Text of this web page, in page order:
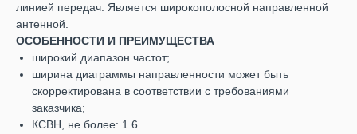
линией передач. Является широкополосной направленной
антенной.
ОСОБЕННОСТИ И ПРЕИМУЩЕСТВА
широкий диапазон частот;
ширина диаграммы направленности может быть
скорректирована в соответствии с требованиями
заказчика;
КСВН, не более: 1.6.